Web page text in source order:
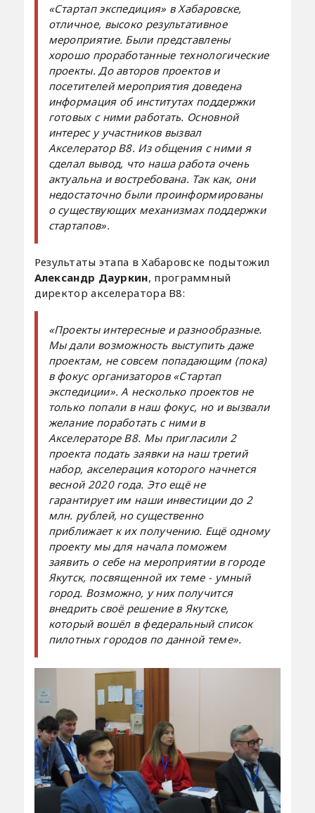
«Стартап экспедиция» в Хабаровске,
отличное, высоко результативное
мероприятие. Были представлены
хорошо проработанные технологические
проекты. До авторов проектов и
посетителей мероприятия доведена
информация об институтах поддержки
готовых с ними работать. Основной
интерес у участников вызвал
Акселератор В8. Из общения с ними я
сделал вывод, что наша работа очень
актуальна и востребована. Так как, они
недостаточно были проинформированы
о существующих механизмах поддержки
стартапов».
Результаты этапа в Хабаровске подытожил
Александр Дауркин, программный
директор акселератора В8:
«Проекты интересные и разнообразные.
Мы дали возможность выступить даже
проектам, не совсем попадающим (пока)
в фокус организаторов «Стартап
экспедиции». А несколько проектов не
только попали в наш фокус, но и вызвали
желание поработать с ними в
Акселераторе B8. Мы пригласили 2
проекта подать заявки на наш третий
набор, акселерация которого начнется
весной 2020 года. Это ещё не
гарантирует им наши инвестиции до 2
млн. рублей, но существенно
приближает к их получению. Ещё одному
проекту мы для начала поможем
заявить о себе на мероприятии в городе
Якутск, посвященной их теме - умный
город. Возможно, у них получится
внедрить своё решение в Якутске,
который вошёл в федеральный список
пилотных городов по данной теме».